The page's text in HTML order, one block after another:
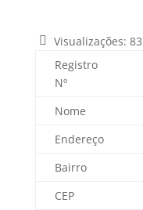
Visualizações: 83
Registro
Nº
Nome
Endereço
Bairro
CEP